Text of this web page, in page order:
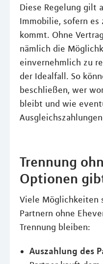
Diese Regelung gilt
Immobilie, sofern es
kommt. Ohne
nämlich die
einvernehmlich zu
der Idealfall. So
beschließen, wer
bleibt und wie
Trennung
Optionen
Viele Möglichkeiten
Partnern ohne
Trennung bleiben:
Auszahlung des